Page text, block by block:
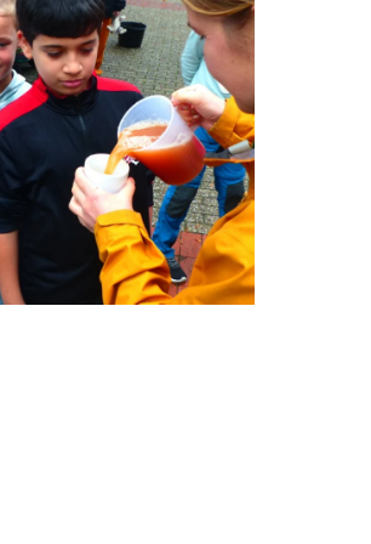
Anschauen....